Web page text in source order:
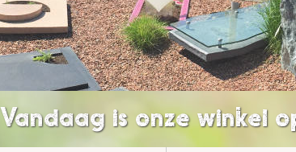
Vandaag is onze winkel